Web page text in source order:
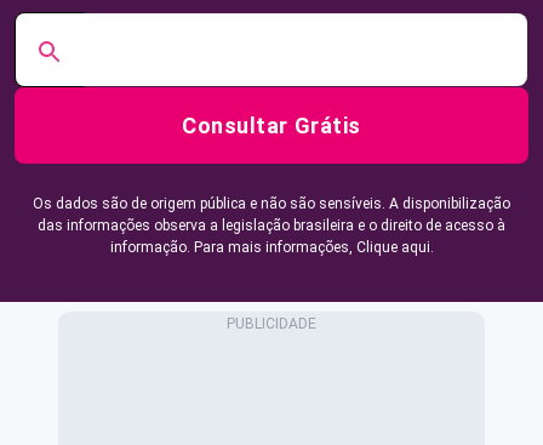
Consultar Grátis
Os dados são de origem pública e não são sensíveis. A disponibilização
das informações observa a legislação brasileira e o direito de acesso à
informação. Para mais informações, Clique aqui.